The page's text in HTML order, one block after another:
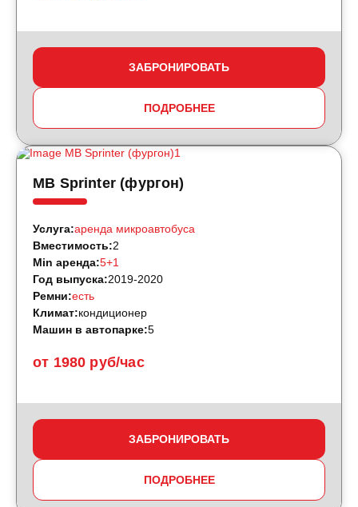
ЗАБРОНИРОВАТЬ
ПОДРОБНЕЕ
MB Sprinter (фургон)
от 1980 руб/час
Услуга:аренда микроавтобуса
Вместимость:2
Min аренда:5+1
Год выпуска:2019-2020
Ремни:есть
Климат:кондиционер
Машин в автопарке:5
ЗАБРОНИРОВАТЬ
ПОДРОБНЕЕ